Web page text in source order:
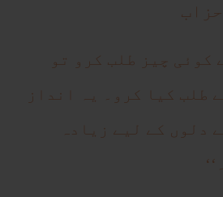
کوئی چیز طلب کرو تو
طلب کیا کرو۔ یہ انداز
دلوں کے لیے زیادہ